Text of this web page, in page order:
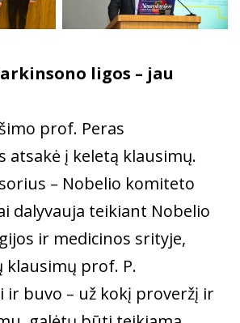
ligos – jau
prof. Peras
atsakė į keletą klausimų.
­– Nobelio komiteto
dalyvauja teikiant Nobelio
ir medicinos srityje,
klausimų prof. P.
ir buvo – už kokį proveržį ir